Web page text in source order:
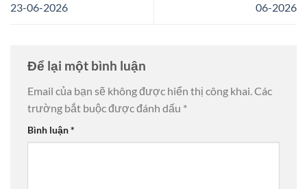
23-06-2026
06-2026
Để lại một bình luận
Email của bạn sẽ không được hiển thị công khai.Các
trường bắt buộc được đánh dấu *
Bình luận*